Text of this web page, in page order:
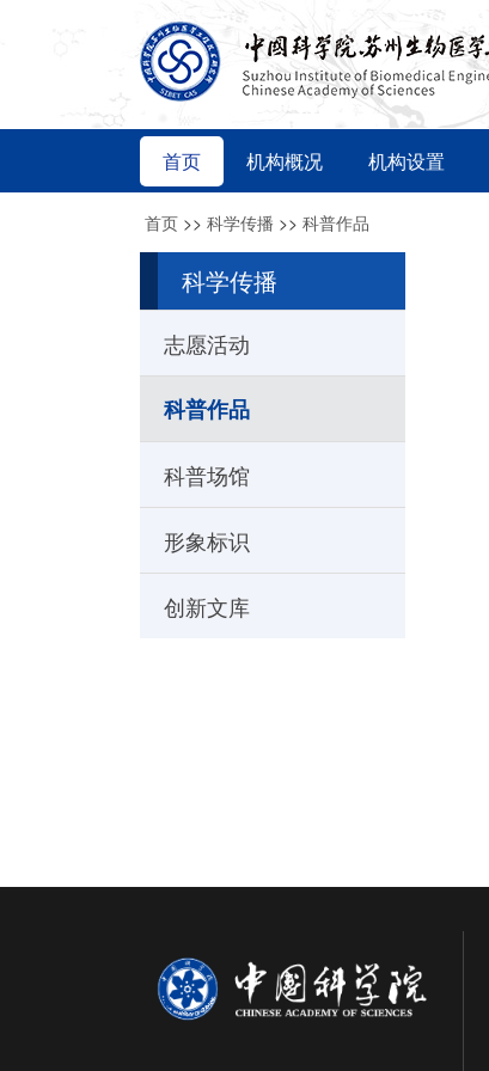
首页 机构概况 机构设置
首页 >> 科学传播 >> 科普作品
科学传播
志愿活动
科普作品
科普场馆
形象标识
创新文库